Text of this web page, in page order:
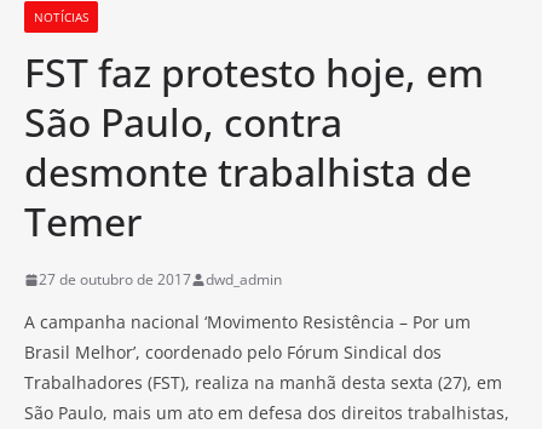
NOTÍCIAS
FST faz protesto hoje, em
São Paulo, contra
desmonte trabalhista de
Temer
27 de outubro de 2017 dwd_admin
A campanha nacional ‘Movimento Resistência – Por um
Brasil Melhor’, coordenado pelo Fórum Sindical dos
Trabalhadores (FST), realiza na manhã desta sexta (27), em
São Paulo, mais um ato em defesa dos direitos trabalhistas,